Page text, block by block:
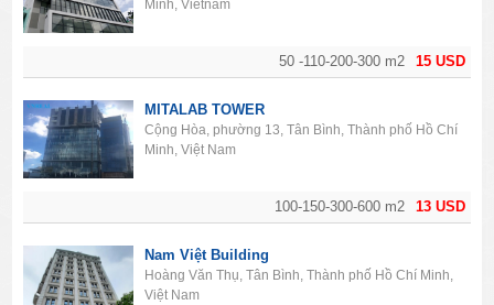
15 USD
50 -110-200-300 m2
Minh, Vietnam
13 USD
100-150-300-600 m2
MITALAB TOWER
Cộng Hòa, phường 13, Tân Bình, Thành phố Hồ Chí
Minh, Việt Nam
Nam Việt Building
Hoàng Văn Thụ, Tân Bình, Thành phố Hồ Chí Minh,
Việt Nam